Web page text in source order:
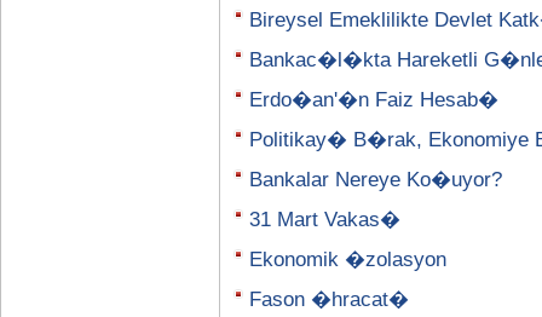
Bireysel Emeklilikte Devlet
Bankac�l�kta Hareketli
Erdo�an'�n Faiz Hesab�
Politikay� B�rak, Ekonomiye
Bankalar Nereye Ko�uyor?
31 Mart Vakas�
Ekonomik �zolasyon
Fason �hracat�